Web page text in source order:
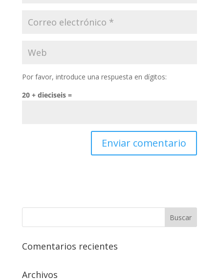
Por favor, introduce una respuesta en dígitos:
20 + dieciseis =
Comentarios recientes
Archivos